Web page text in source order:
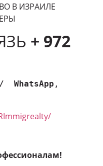
В ИЗРАИЛЕ
+ 972
WhatsApp ,